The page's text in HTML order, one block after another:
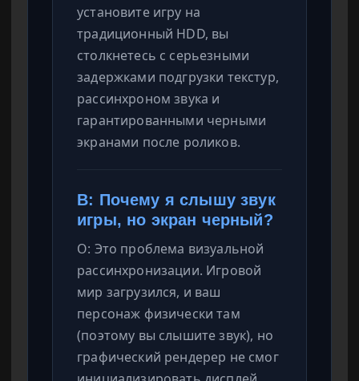
установите игру на
традиционный HDD, вы
столкнетесь с серьезными
задержками подгрузки текстур,
рассинхроном звука и
гарантированными черными
экранами после роликов.
В: Почему я слышу звук
игры, но экран черный?
О: Это проблема визуальной
рассинхронизации. Игровой
мир загрузился, и ваш
персонаж физически там
(поэтому вы слышите звук), но
графический рендерер не смог